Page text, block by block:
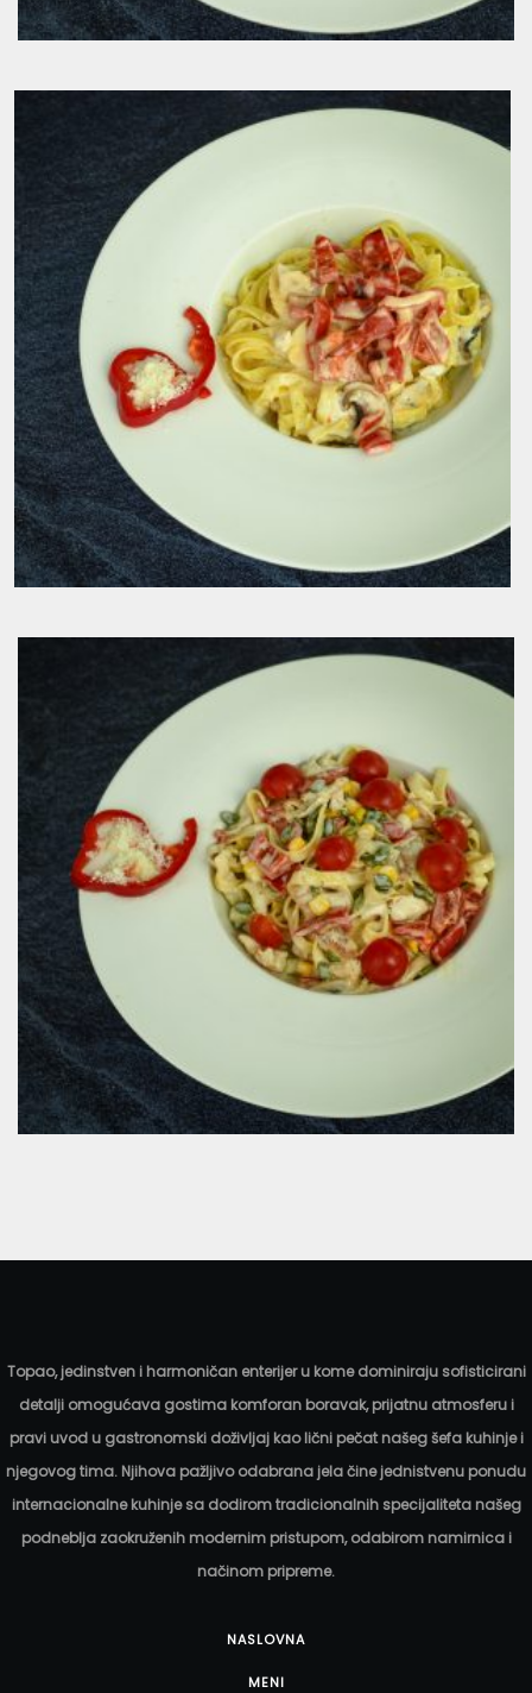
Tagliatelle sa pilećim fileom
6.00KM
Tagliatelle sa povrćem
6.00KM
Topao, jedinstven i harmoničan enterijer u kome dominiraju sofisticirani
detalji omogućava gostima komforan boravak, prijatnu atmosferu i
pravi uvod u gastronomski doživljaj kao lični pečat našeg šefa kuhinje i
njegovog tima. Njihova pažljivo odabrana jela čine jednistvenu ponudu
internacionalne kuhinje sa dodirom tradicionalnih specijaliteta našeg
podneblja zaokruženih modernim pristupom, odabirom namirnica i
načinom pripreme.
NASLOVNA
MENI